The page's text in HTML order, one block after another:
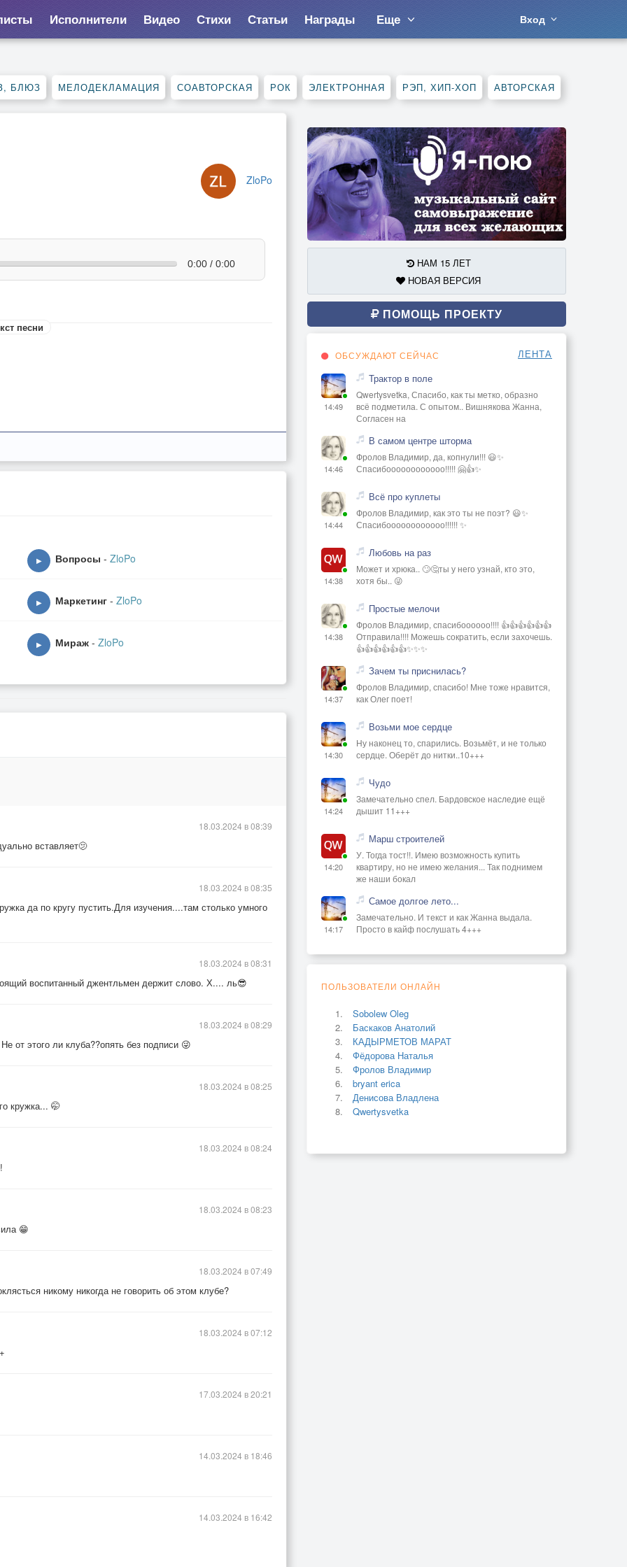
Исполнители Видео Стихи Статьи Награды Еще Вход
БЛЮЗ МЕЛОДЕКЛАМАЦИЯ СОАВТОРСКАЯ РОК ЭЛЕКТРОННАЯ РЭП, ХИП-ХОП АВТОРСКАЯ
ZloPo
0:00 / 0:00
песни
▶ Вопросы - ZloPo
▶ Маркетинг - ZloPo
▶ Мираж - ZloPo
вставляет🫤
18.03.2024 в 08:39
да по кругу пустить.Для изучения....там столько умного
18.03.2024 в 08:35
воспитанный джентльмен держит слово. Х.... ль😎
18.03.2024 в 08:31
от этого ли клуба??опять без подписи 😜
18.03.2024 в 08:29
кружка... 🤭
18.03.2024 в 08:25
18.03.2024 в 08:24
😁
18.03.2024 в 08:23
никому никогда не говорить об этом клубе?
18.03.2024 в 07:49
18.03.2024 в 07:12
17.03.2024 в 20:21
14.03.2024 в 18:46
14.03.2024 в 16:42
НАМ 15 ЛЕТ
НОВАЯ ВЕРСИЯ
ПОМОЩЬ ПРОЕКТУ
ОБСУЖДАЮТ СЕЙЧАС ЛЕНТА
14:49
Трактор в поле
Qwertysvetka, Спасибо, как ты метко, образно
всё подметила. С опытом.. Вишнякова Жанна,
Согласен на
14:46
В самом центре шторма
Фролов Владимир, да, копнули!!! 😃✨
Спасибоооооооооооо!!!!! 🤗👍✨
14:44
Всё про куплеты
Фролов Владимир, как это ты не поэт? 😃✨
Спасибоооооооооооо!!!!!! ✨
14:38
Любовь на раз
Может и хрюка.. 🙄🤔ты у него узнай, кто это,
хотя бы.. 😜
14:38
Простые мелочи
Фролов Владимир, спасибоооооо!!!! 👍👍👍👍👍👍
Отправила!!!! Можешь сократить, если захочешь.
👍👍👍👍👍👍✨✨✨
14:37
Зачем ты приснилась?
Фролов Владимир, спасибо! Мне тоже нравится,
как Олег поет!
14:30
Возьми мое сердце
Ну наконец то, спарились. Возьмёт, и не только
сердце. Оберёт до нитки..10+++
14:24
Чудо
Замечательно спел. Бардовское наследие ещё
дышит 11+++
14:20
Марш строителей
У. Тогда тост!!. Имею возможность купить
квартиру, но не имею желания... Так поднимем
же наши бокал
14:17
Самое долгое лето...
Замечательно. И текст и как Жанна выдала.
Просто в кайф послушать 4+++
ПОЛЬЗОВАТЕЛИ ОНЛАЙН
Sobolew Oleg
Баскаков Анатолий
КАДЫРМЕТОВ МАРАТ
Фёдорова Наталья
Фролов Владимир
bryant erica
Денисова Владлена
Qwertysvetka